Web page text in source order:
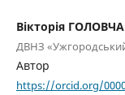
Вікторія
ДВНЗ
Автор
https://orcid.org/